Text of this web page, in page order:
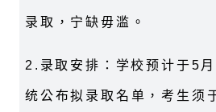
录取，宁缺毋滥。
2.录取安排：学校预计于5
统公布拟录取名单，考生须